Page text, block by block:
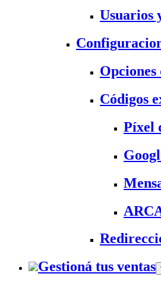
Usuarios
Códigos
Píxel
Gestioná tus ventas